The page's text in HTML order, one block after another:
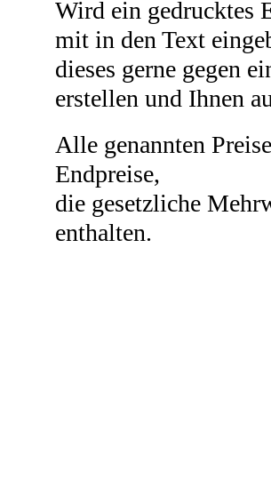
Wird ein gedrucktes
mit in den Text
dieses gerne gegen
erstellen und Ihnen
Alle genannten
Endpreise,
die gesetzliche
enthalten.